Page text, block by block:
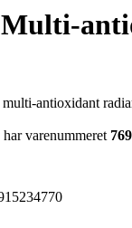
antioxidant
varenummeret